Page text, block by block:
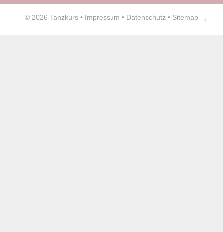
© 2026 Tanzkurs • Impressum • Datenschutz • Sitemap